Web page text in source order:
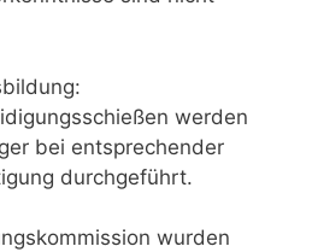
werden
bei entsprechender
durchgeführt.
wurden